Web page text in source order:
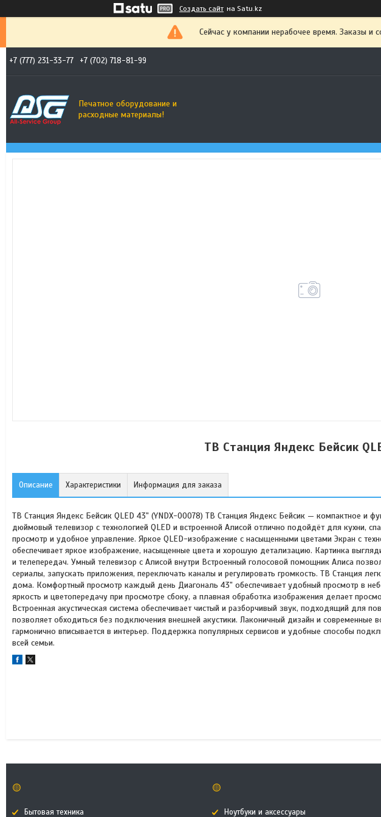
Создать сайт на Satu.kz
Сейчас у компании нерабочее время. Заказы
+7 (777) 231-33-77 +7 (702) 718-81-99
Печатное оборудование и
расходные материалы!
ТВ Станция Яндекс Бейсик
Описание Характеристики Информация для заказа
ТВ Станция Яндекс Бейсик QLED 43" (YNDX-00078) ТВ Станция Яндекс Бейсик — компактное и
дюймовый телевизор с технологией QLED и встроенной Алисой отлично подойдёт для кухни,
просмотр и удобное управление. Яркое QLED-изображение с насыщенными цветами Экран с
обеспечивает яркое изображение, насыщенные цвета и хорошую детализацию. Картинка
и телепередач. Умный телевизор с Алисой внутри Встроенный голосовой помощник Алиса
сериалы, запускать приложения, переключать каналы и регулировать громкость. ТВ Станция
дома. Комфортный просмотр каждый день Диагональ 43" обеспечивает удобный просмотр в
яркость и цветопередачу при просмотре сбоку, а плавная обработка изображения делает
Встроенная акустическая система обеспечивает чистый и разборчивый звук, подходящий для
позволяет обходиться без подключения внешней акустики. Лаконичный дизайн и
гармонично вписывается в интерьер. Поддержка популярных сервисов и удобные способы
всей семьи.
🟡
Бытовая техника
🟡
Ноутбуки и аксессуары